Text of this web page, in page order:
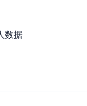
数据